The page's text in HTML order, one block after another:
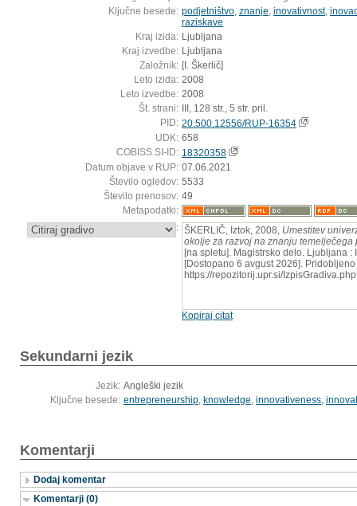
Ključne besede: podjetništvo znanje inovativnost,
raziskave
Kraj izida: Ljubljana
Kraj izvedbe: Ljubljana
Založnik: [I. Škerlič]
Leto izida: 2008
Leto izvedbe: 2008
Št. strani: III, 128 str., 5 str. pril.
PID: 20.500.12556/RUP-16354
UDK: 658
COBISS.SI-ID: 18320358
Datum objave v RUP: 07.06.2021
Število ogledov: 5533
Število prenosov: 49
Metapodatki:
: ŠKERLIČ, Iztok, 2008, Umestitev
okolje za razvoj na znanju temelječega
[na spletu]. Magistrsko delo. Ljubljana :
[Dostopano 6 avgust 2026]. Pridobljeno
https://repozitorij.upr.si/
Kopiraj citat
Sekundarni jezik
Jezik: Angleški jezik
Ključne besede: entrepreneurship, knowledge, innovativeness,
Komentarji
Dodaj komentar
Komentarji (0)